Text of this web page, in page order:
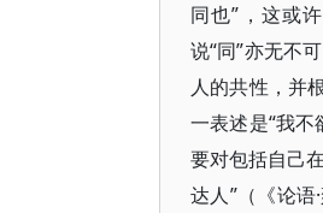
同也”，这或
说“同”亦无不
人的共性，并
一表述是“我
要对包括自己
达人”（《论